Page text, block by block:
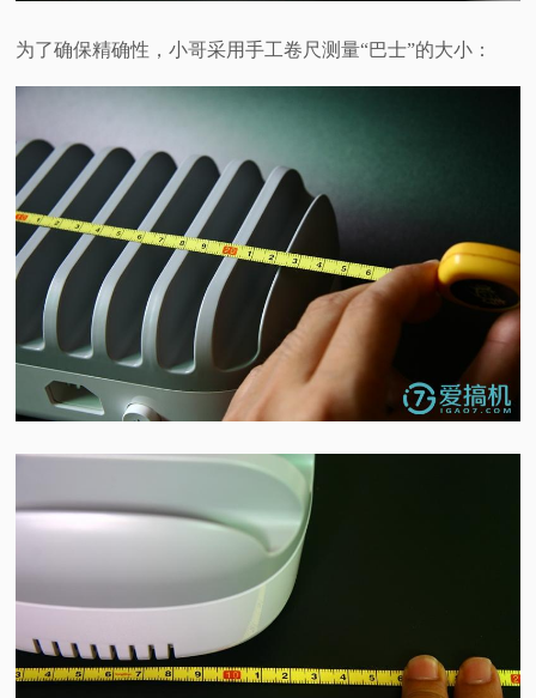
为了确保精确性，小哥采用手工卷尺测量“巴士”的大小：